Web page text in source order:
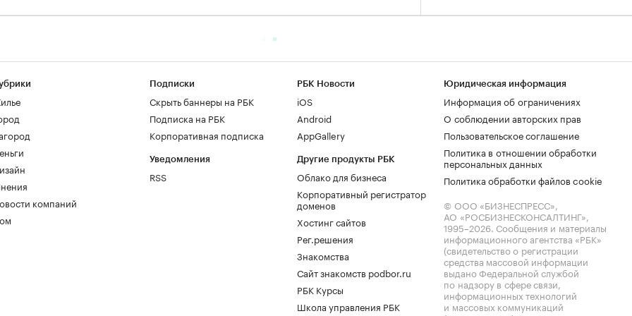
компаний
Подписки
Скрыть баннеры на РБК
Подписка на РБК
Корпоративная подписка
Уведомления
RSS
РБК Новости
iOS
Android
AppGallery
Другие продукты РБК
Облако для бизнеса
Корпоративный регистратор
доменов
Хостинг сайтов
Рег.решения
Знакомства
Сайт знакомств podbor.ru
РБК Курсы
Школа управления РБК
Юридическая информация
Информация об ограничениях
О соблюдении авторских прав
Пользовательское соглашение
Политика в отношении обработки
персональных данных
Политика обработки файлов cookie
© ООО «БИЗНЕСПРЕСС»,
АО «РОСБИЗНЕСКОНСАЛТИНГ»,
1995–2026. Сообщения и материалы
информационного агентства «РБК»
(свидетельство о регистрации
средства массовой информации
выдано Федеральной службой
по надзору в сфере связи,
информационных технологий
и массовых коммуникаций